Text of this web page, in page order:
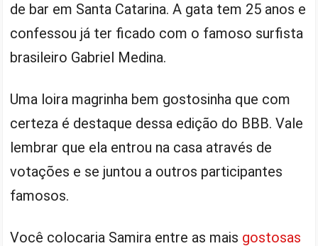
de bar em Santa Catarina. A gata tem 25 anos e
confessou já ter ficado com o famoso surfista
brasileiro Gabriel Medina.
Uma loira magrinha bem gostosinha que com
certeza é destaque dessa edição do BBB. Vale
lembrar que ela entrou na casa através de
votações e se juntou a outros participantes
famosos.
Você colocaria Samira entre as mais gostosas